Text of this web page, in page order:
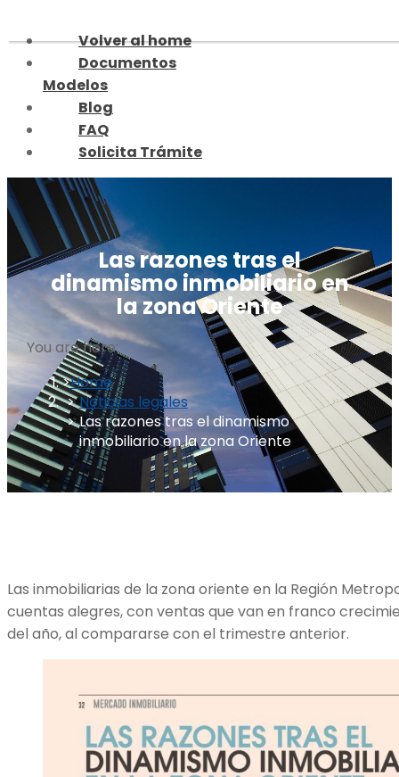
to
content
Volver al home
Documentos
Modelos
Blog
FAQ
Solicita Trámite
Las razones tras el
dinamismo inmobiliario en
la zona Oriente
You are here:
Home
Noticias legales
Las razones tras el dinamismo
inmobiliario en la zona Oriente
Las inmobiliarias de la zona oriente en la Región
cuentas alegres, con ventas que van en franco
del año, al compararse con el trimestre anterior.